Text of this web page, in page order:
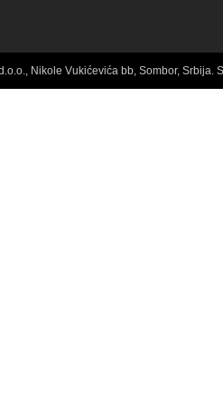
Nikole Vukićevića bb, Sombor, Srbija.